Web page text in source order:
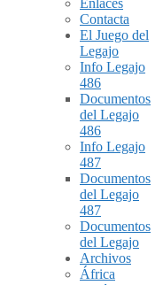
Enlaces
Contacta
El Juego del
Legajo
Info Legajo
486
Documentos
del Legajo
486
Info Legajo
487
Documentos
del Legajo
487
Documentos
del Legajo
Archivos
África